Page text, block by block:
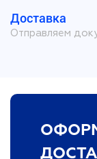
Доставка
Отправляем